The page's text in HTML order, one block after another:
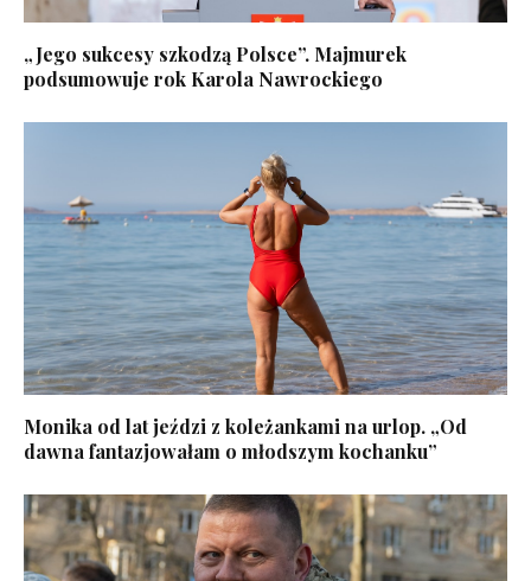
„Jego sukcesy szkodzą Polsce”. Majmurek
podsumowuje rok Karola Nawrockiego
Monika od lat jeździ z koleżankami na urlop. „Od
dawna fantazjowałam o młodszym kochanku”